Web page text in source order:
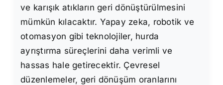
ve karışık atıkların geri dönüştürülmesini
mümkün kılacaktır. Yapay zeka, robotik ve
otomasyon gibi teknolojiler, hurda
ayrıştırma süreçlerini daha verimli ve
hassas hale getirecektir. Çevresel
düzenlemeler, geri dönüşüm oranlarını